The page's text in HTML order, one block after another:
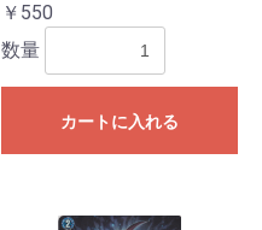
￥550
数量
カートに入れる